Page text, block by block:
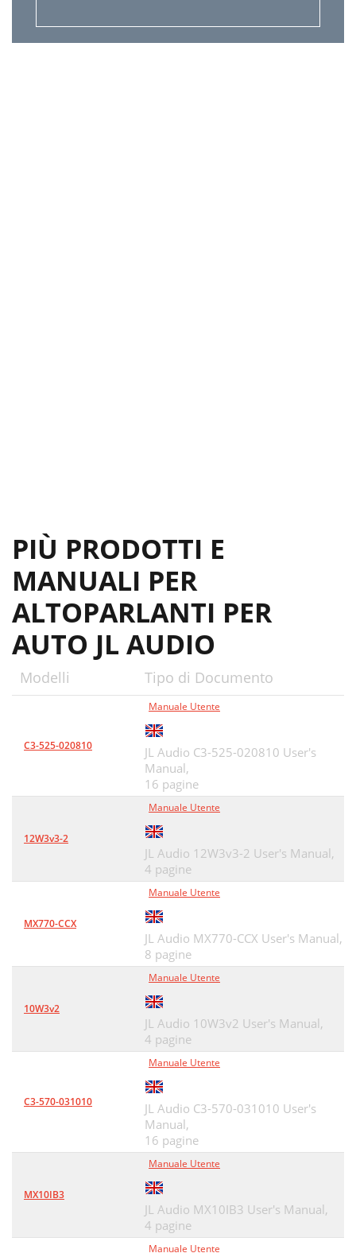
PIÙ PRODOTTI E
MANUALI PER
ALTOPARLANTI PER
AUTO JL AUDIO
Modelli Tipo di Documento
C3-525-020810
Manuale Utente
JL Audio C3-525-020810 User's
Manual,
16 pagine
12W3v3-2
Manuale Utente
JL Audio 12W3v3-2 User's Manual,
4 pagine
MX770-CCX
Manuale Utente
JL Audio MX770-CCX User's Manual,
8 pagine
10W3v2
Manuale Utente
JL Audio 10W3v2 User's Manual,
4 pagine
C3-570-031010
Manuale Utente
JL Audio C3-570-031010 User's
Manual,
16 pagine
MX10IB3
Manuale Utente
JL Audio MX10IB3 User's Manual,
4 pagine
Manuale Utente